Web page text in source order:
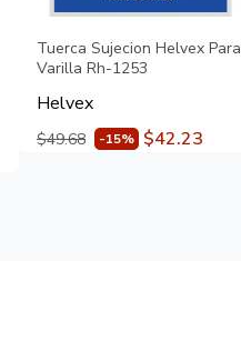
Tuerca Sujecion Helvex Para
Varilla Rh-1253
Helvex
$49.68 -15% $42.23